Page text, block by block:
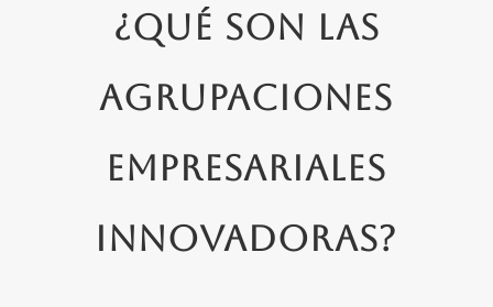
¿Qué son las
Agrupaciones
Empresariales
Innovadoras?